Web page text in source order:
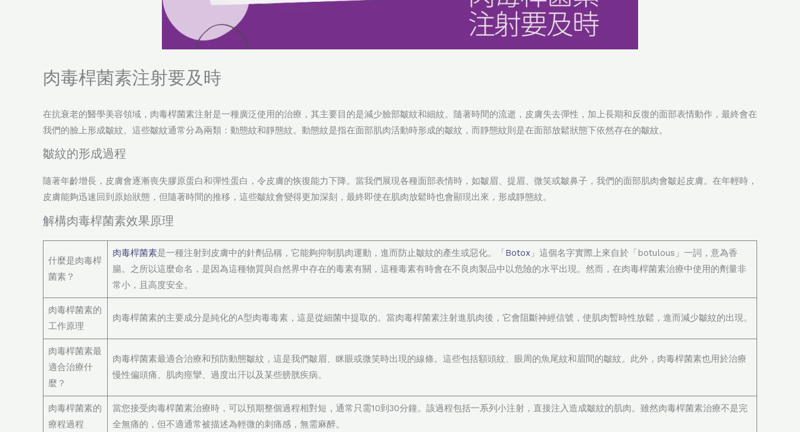
肉毒桿菌素注射要及時
在抗衰老的醫學美容領域，肉毒桿菌素注射是一種廣泛使用的治療，其主要目的是減少臉部皺紋和細紋。隨著時間的流逝，皮膚失去彈性，加上長期和反復的面部表情動作，最終會在
我們的臉上形成皺紋。這些皺紋通常分為兩類：動態紋和靜態紋。動態紋是指在面部肌肉活動時形成的皺紋，而靜態紋則是在面部放鬆狀態下依然存在的皺紋。
皺紋的形成過程
隨著年齡增長，皮膚會逐漸喪失膠原蛋白和彈性蛋白，令皮膚的恢復能力下降。當我們展現各種面部表情時，如皺眉、提眉、微笑或皺鼻子，我們的面部肌肉會皺起皮膚。在年輕時，
皮膚能夠迅速回到原始狀態，但隨著時間的推移，這些皺紋會變得更加深刻，最終即使在肌肉放鬆時也會顯現出來，形成靜態紋。
解構肉毒桿菌素效果原理
什麼是肉毒桿
菌素？
肉毒桿菌素是一種注射到皮膚中的針劑品稱，它能夠抑制肌肉運動，進而防止皺紋的產生或惡化。「Botox」這個名字實際上來自於「botulous」一詞，意為香
腸。之所以這麼命名，是因為這種物質與自然界中存在的毒素有關，這種毒素有時會在不良肉製品中以危險的水平出現。然而，在肉毒桿菌素治療中使用的劑量非
常小，且高度安全。
肉毒桿菌素的
工作原理
肉毒桿菌素的主要成分是純化的A型肉毒毒素，這是從細菌中提取的。當肉毒桿菌素注射進肌肉後，它會阻斷神經信號，使肌肉暫時性放鬆，進而減少皺紋的出現。
肉毒桿菌素最
適合治療什
麼？
肉毒桿菌素最適合治療和預防動態皺紋，這是我們皺眉、眯眼或微笑時出現的線條。這些包括額頭紋、眼周的魚尾紋和眉間的皺紋。此外，肉毒桿菌素也用於治療
慢性偏頭痛、肌肉痙攣、過度出汗以及某些膀胱疾病。
肉毒桿菌素的
療程過程
當您接受肉毒桿菌素治療時，可以預期整個過程相對短，通常只需10到30分鐘。該過程包括一系列小注射，直接注入造成皺紋的肌肉。雖然肉毒桿菌素治療不是完
全無痛的，但不適通常被描述為輕微的刺痛感，無需麻醉。